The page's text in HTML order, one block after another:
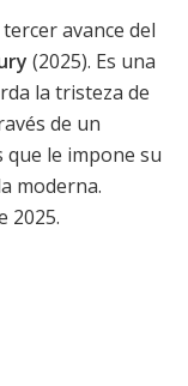
avance del
(2025). Es una
la tristeza de
de un
le impone su
moderna.
2025.